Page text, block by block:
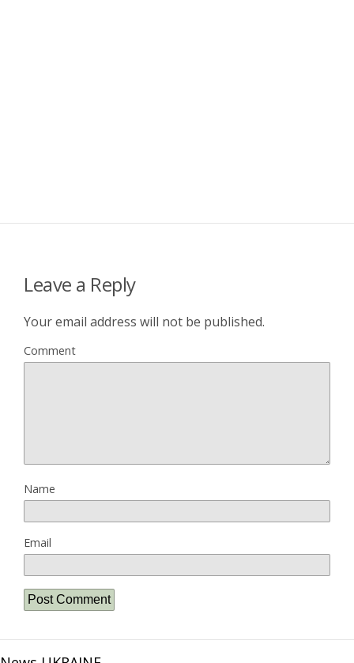
Leave a Reply
Your email address will not be published.
Comment
Name
Email